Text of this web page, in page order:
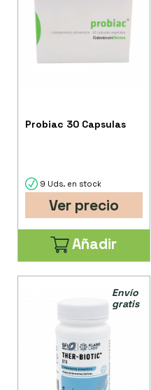
Probiac 30 Capsulas
9 Uds. en stock
Ver precio
Añadir
Envío
gratis